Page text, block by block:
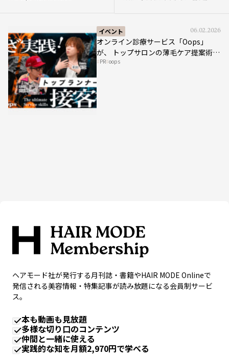
イベント 06.02.2026
オンライン診療サービス「Oops」
が、 トップサロンの薄毛ケア提案術を
HAIRCAMPで公開！
PR oops
ヘアモード社が発行する月刊誌・書籍やHAIR MODE Onlineで
発信される美容情報・特集記事が読み放題になる会員制サービ
ス。
本も動画も見放題
多様な切り口のコンテンツ
仲間と一緒に使える
実践的な知を月額2,970円で学べる